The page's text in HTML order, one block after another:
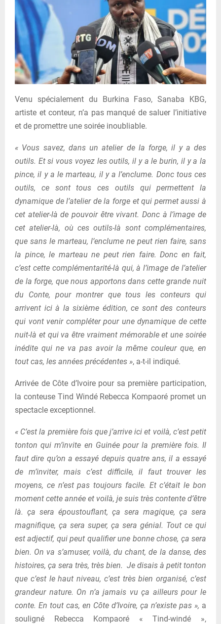
Venu spécialement du Burkina Faso, Sanaba KBG,
artiste et conteur, n’a pas manqué de saluer l’initiative
et de promettre une soirée inoubliable.
« Vous savez, dans un atelier de la forge, il y a des
outils. Et si vous voyez les outils, il y a le burin, il y a la
pince, il y a le marteau, il y a l’enclume. Donc tous ces
outils, ce sont tous ces outils qui permettent la
dynamique de l’atelier de la forge et qui permet aussi à
cet atelier-là de pouvoir être vivant. Donc à l’image de
cet atelier-là, où ces outils-là sont complémentaires,
que sans le marteau, l’enclume ne peut rien faire, sans
la pince, le marteau ne peut rien faire. Donc en fait,
c’est cette complémentarité-là qui, à l’image de l’atelier
de la forge, que nous apportons dans cette grande nuit
du Conte, pour montrer que tous les conteurs qui
arrivent ici à la sixième édition, ce sont des conteurs
qui vont venir compléter pour une dynamique de cette
nuit-là et qui va être vraiment mémorable et une soirée
inédite qui ne va pas avoir la même couleur que, en
tout cas, les années précédentes », a-t-il indiqué.
Arrivée de Côte d’Ivoire pour sa première participation,
la conteuse Tind Windé Rebecca Kompaoré promet un
spectacle exceptionnel.
« C’est la première fois que j’arrive ici et voilà, c’est petit
tonton qui m’invite en Guinée pour la première fois. Il
faut dire qu’on a essayé depuis quatre ans, il a essayé
de m’inviter, mais c’est difficile, il faut trouver les
moyens, ce n’est pas toujours facile. Et c’était le bon
moment cette année et voilà, je suis très contente d’être
là. ça sera époustouflant, ça sera magique, ça sera
magnifique, ça sera super, ça sera génial. Tout ce qui
est adjectif, qui peut qualifier une bonne chose, ça sera
bien. On va s’amuser, voilà, du chant, de la danse, des
histoires, ça sera très, très bien. Je disais à petit tonton
que c’est le haut niveau, c’est très bien organisé, c’est
grandeur nature. On n’a jamais vu ça ailleurs pour le
conte. En tout cas, en Côte d’Ivoire, ça n’existe pas », a
souligné Rebecca Kompaoré « Tind-windé »,